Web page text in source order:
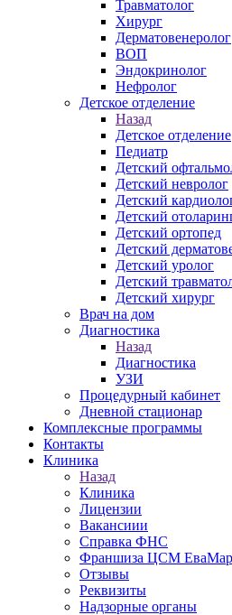
Травматолог
Хирург
Дерматовенеролог
ВОП
Эндокринолог
Нефролог
Детское отделение
Назад
Детское отделение
Педиатр
Детский
Детский невролог
Детский
Детский
Детский ортопед
Детский
Детский уролог
Детский
Детский хирург
Врач на дом
Диагностика
Назад
Диагностика
УЗИ
Процедурный кабинет
Дневной стационар
Комплексные программы
Контакты
Клиника
Назад
Клиника
Лицензии
Вакансиии
Справка ФНС
Франшиза ЦСМ
Отзывы
Реквизиты
Надзорные органы